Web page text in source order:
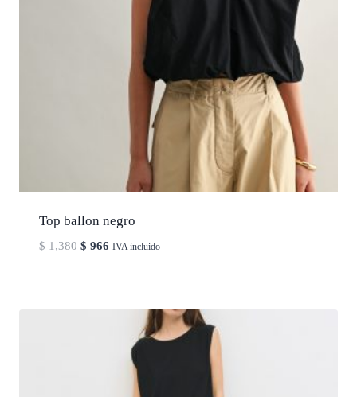
Top ballon negro
$1,380 El
$ 966ElIVA incluido